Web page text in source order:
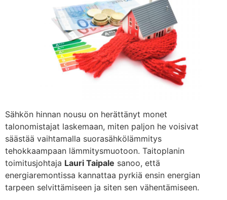
Sähkön hinnan nousu on herättänyt monet
talonomistajat laskemaan, miten paljon he voisivat
säästää vaihtamalla suorasähkölämmitys
tehokkaampaan lämmitysmuotoon. Taitoplanin
toimitusjohtaja Lauri Taipale sanoo, että
energiaremontissa kannattaa pyrkiä ensin energian
tarpeen selvittämiseen ja siten sen vähentämiseen.